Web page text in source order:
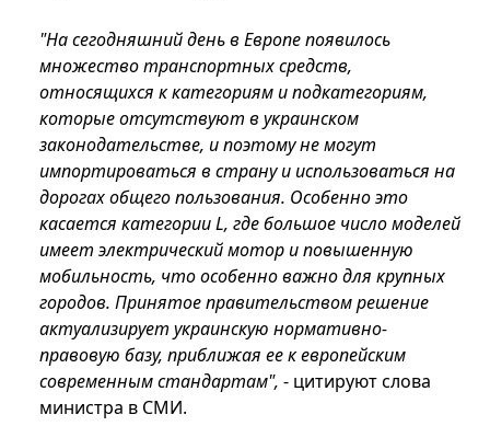
"На сегодняшний день в Европе появилось
множество транспортных средств,
относящихся к категориям и подкатегориям,
которые отсутствуют в украинском
законодательстве, и поэтому не могут
импортироваться в страну и использоваться на
дорогах общего пользования. Особенно это
касается категории L, где большое число моделей
имеет электрический мотор и повышенную
мобильность, что особенно важно для крупных
городов. Принятое правительством решение
актуализирует украинскую нормативно-
правовую базу, приближая ее к европейским
современным стандартам", - цитируют слова
министра в СМИ.